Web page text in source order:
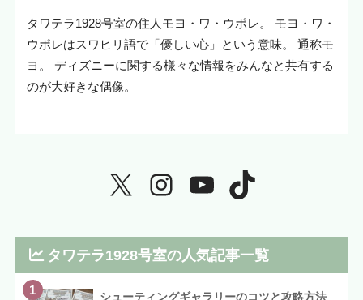
タワテラ1928号室の住人モヨ・ワ・ウポレ。 モヨ・ワ・
ウポレはスワヒリ語で「優しい心」という意味。 通称モ
ヨ。 ディズニーに関する様々な情報をみんなと共有する
のが大好きな偶像。
タワテラ1928号室の人気記事一覧
1 シューティングギャラリーのコツと攻略方法